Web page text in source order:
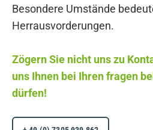
Besondere Umstände
Herrausvorderungen.
Zögern Sie nicht uns zu
uns Ihnen bei Ihren fragen
dürfen!